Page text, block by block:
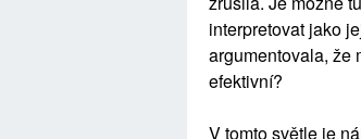
interpretovat jako
argumentovala, že
efektivní?
V tomto světle je